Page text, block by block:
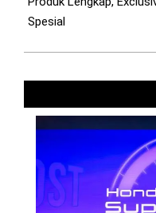
Spesial